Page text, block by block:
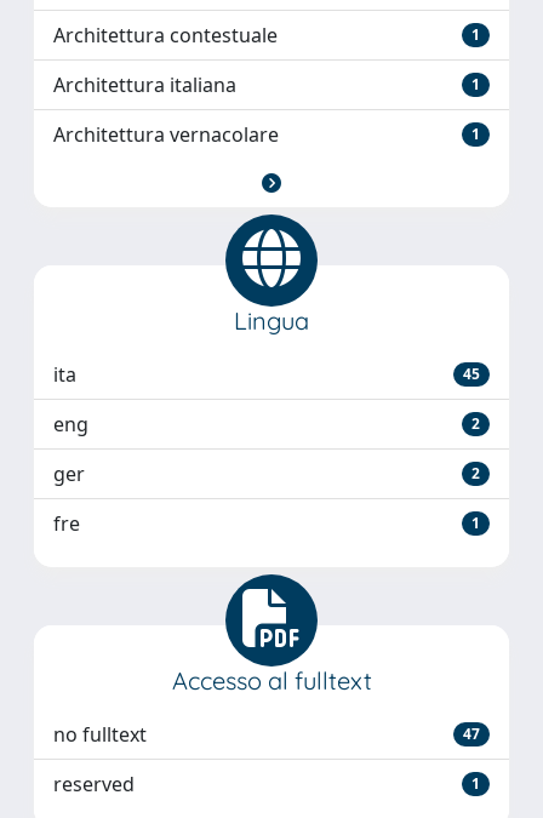
Architettura contestuale 1
Architettura italiana 1
Architettura vernacolare 1
Lingua
ita 45
eng 2
ger 2
fre 1
Accesso al fulltext
no fulltext 47
reserved 1